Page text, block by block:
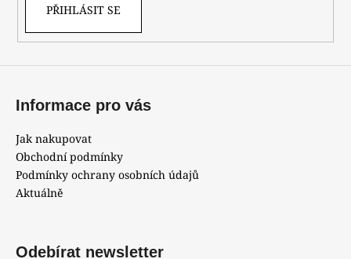
v
PŘIHLÁSIT SE
Informace pro vás
Jak nakupovat
Obchodní podmínky
Podmínky ochrany osobních údajů
Aktuálně
Odebírat newsletter